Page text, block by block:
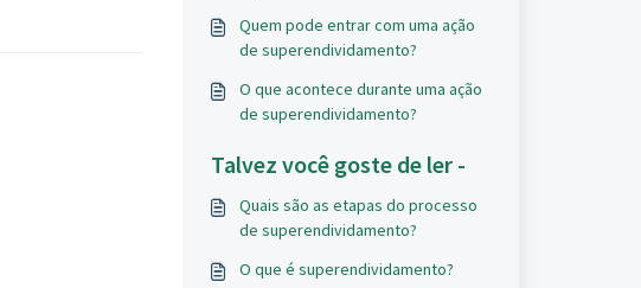
Quem pode entrar com uma ação
de superendividamento?
O que acontece durante uma ação
de superendividamento?
Talvez você goste de ler -
Quais são as etapas do processo
de superendividamento?
O que é superendividamento?